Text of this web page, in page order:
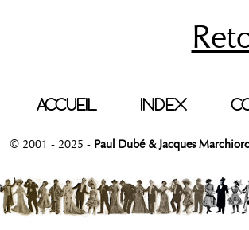
ACCUEIL INDEX
© 2001 - 2025 - Paul Dubé & Jacques